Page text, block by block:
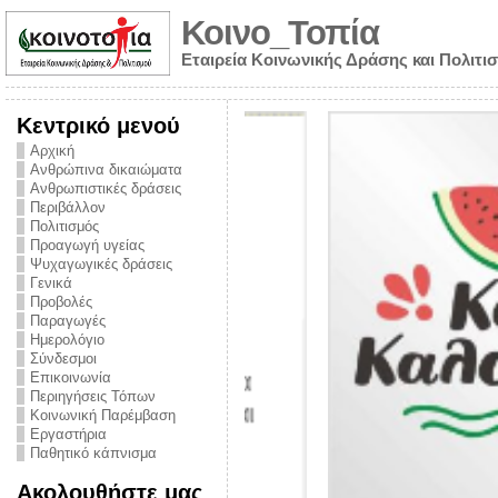
Κοινο_Τοπία
Εταιρεία Κοινωνικής Δράσης και
Κεντρικό μενού
Αρχική
Ανθρώπινα δικαιώματα
Ανθρωπιστικές δράσεις
Περιβάλλον
Πολιτισμός
Προαγωγή υγείας
Ψυχαγωγικές δράσεις
Γενικά
Προβολές
Παραγωγές
Ημερολόγιο
Σύνδεσμοι
Επικοινωνία
Περιηγήσεις Τόπων
Κοινωνική Παρέμβαση
Εργαστήρια
Παθητικό κάπνισμα
Ακολουθήστε μας
από την
την ημέρα
και
στο